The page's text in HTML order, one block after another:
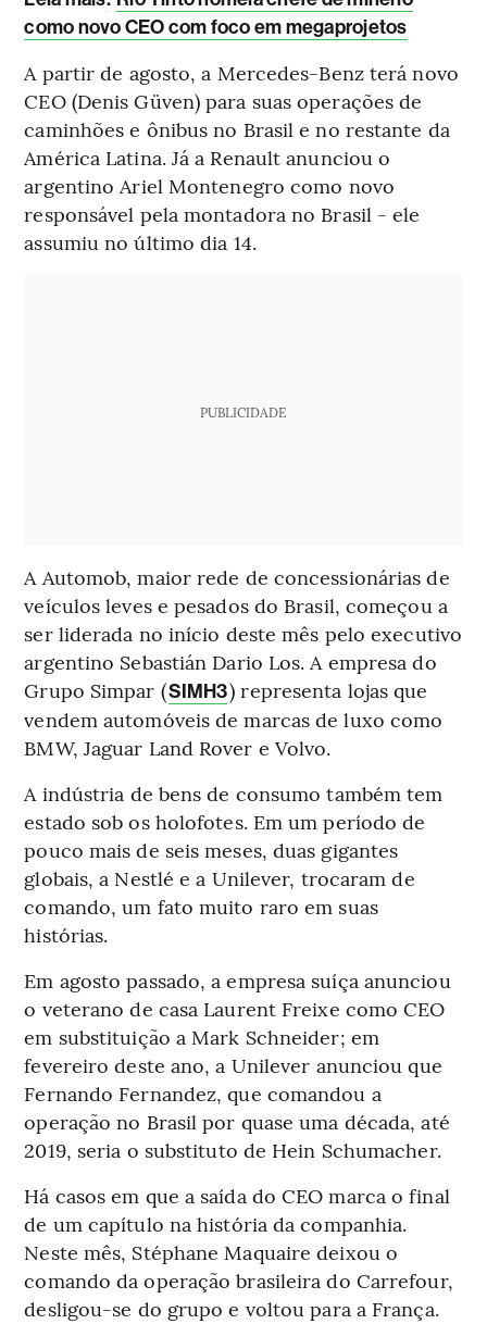
como novo CEO com foco em megaprojetos
A partir de agosto, a Mercedes-Benz terá novo
CEO (Denis Güven) para suas operações de
caminhões e ônibus no Brasil e no restante da
América Latina. Já a Renault anunciou o
argentino Ariel Montenegro como novo
responsável pela montadora no Brasil - ele
assumiu no último dia 14.
PUBLICIDADE
A Automob, maior rede de concessionárias de
veículos leves e pesados do Brasil, começou a
ser liderada no início deste mês pelo executivo
argentino Sebastián Dario Los. A empresa do
Grupo Simpar (SIMH3) representa lojas que
vendem automóveis de marcas de luxo como
BMW, Jaguar Land Rover e Volvo.
A indústria de bens de consumo também tem
estado sob os holofotes. Em um período de
pouco mais de seis meses, duas gigantes
globais, a Nestlé e a Unilever, trocaram de
comando, um fato muito raro em suas
histórias.
Em agosto passado, a empresa suíça anunciou
o veterano de casa Laurent Freixe como CEO
em substituição a Mark Schneider; em
fevereiro deste ano, a Unilever anunciou que
Fernando Fernandez, que comandou a
operação no Brasil por quase uma década, até
2019, seria o substituto de Hein Schumacher.
Há casos em que a saída do CEO marca o final
de um capítulo na história da companhia.
Neste mês, Stéphane Maquaire deixou o
comando da operação brasileira do Carrefour,
desligou-se do grupo e voltou para a França.